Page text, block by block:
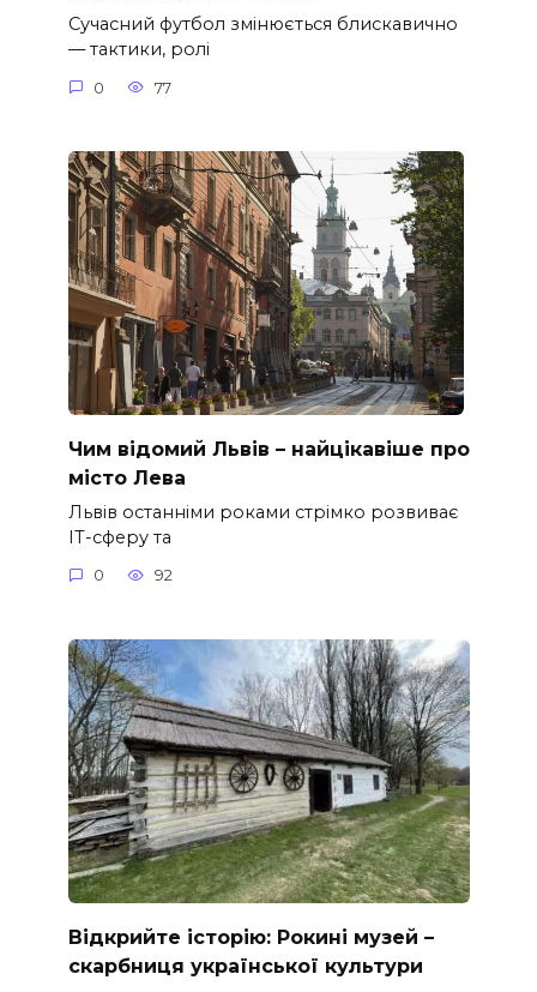
Сучасний футбол змінюється блискавично
— тактики, ролі
0 77
Чим відомий Львів – найцікавіше про
місто Лева
Львів останніми роками стрімко розвиває
ІТ-сферу та
0 92
Відкрийте історію: Рокині музей –
скарбниця української культури